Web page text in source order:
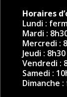
Horaires
Lundi :
Mardi :
Mercredi :
Jeudi :
Vendredi :
Samedi :
Dimanche